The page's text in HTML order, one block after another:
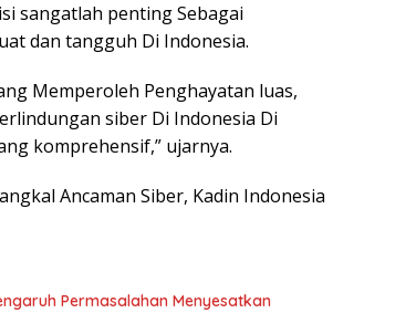
sangatlah penting Sebagai
dan tangguh Di Indonesia.
Memperoleh Penghayatan luas,
siber Di Indonesia Di
komprehensif,” ujarnya.
Ancaman Siber, Kadin Indonesia
Permasalahan Menyesatkan